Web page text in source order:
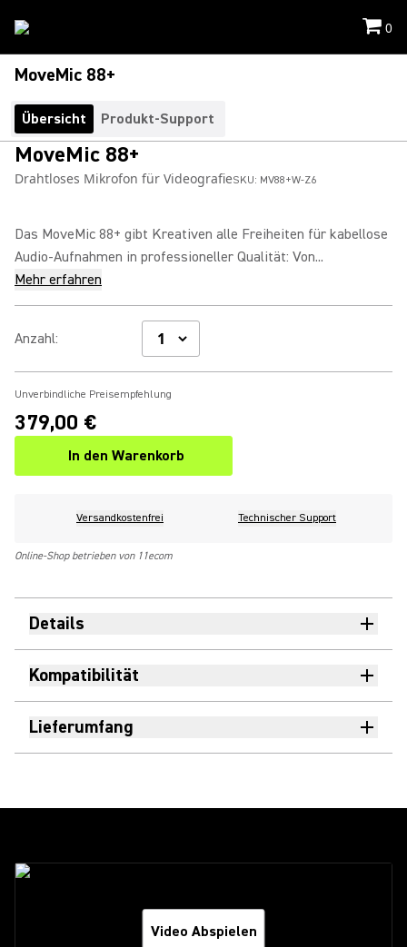
0
MoveMic 88+
Übersicht Produkt-Support
MoveMic 88+
Drahtloses Mikrofon für VideografieSKU: MV88+W-Z6
Das MoveMic 88+ gibt Kreativen alle Freiheiten für kabellose
Audio-Aufnahmen in professioneller Qualität: Von...
Mehr erfahren
Anzahl:
Unverbindliche Preisempfehlung
379,00 €
In den Warenkorb
Versandkostenfrei Technischer Support
Online-Shop betrieben von 11ecom
Details
Kompatibilität
Lieferumfang
Video Abspielen